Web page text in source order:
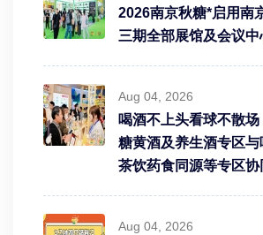
2026南京秋糖*启用南
三期全部展馆及会议中
Aug 04, 2026
喝酒不上头看球不散
糖黄酒及养生酒专区
茶饮药食同源等专区协
Aug 04, 2026